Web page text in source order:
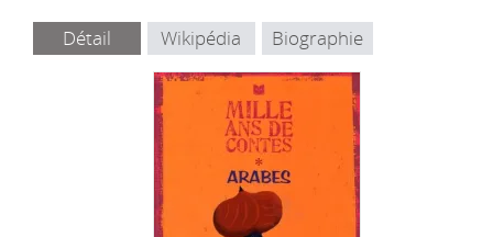
Détail Wikipédia Biographie